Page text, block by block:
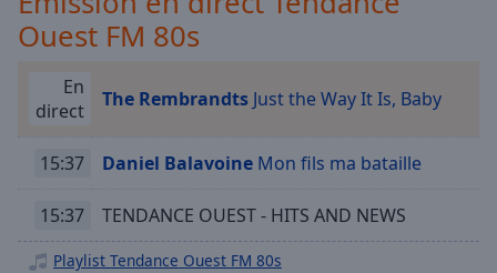
Subtitles
subtitles
settings,
subtitles
dialog
subtitles
off,
Ouest FM 80s
En
direct
The Rembrandts Just the Way It Is, Baby
15:37 Daniel Balavoine Mon fils ma bataille
15:37 TENDANCE OUEST - HITS AND NEWS
Playlist Tendance Ouest FM 80s